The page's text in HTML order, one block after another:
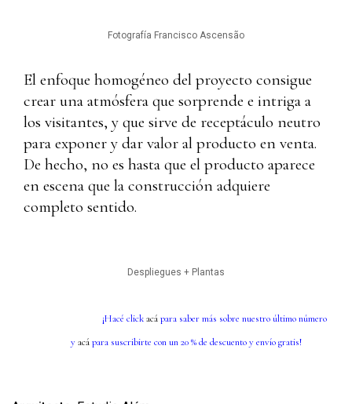
Fotografía Francisco Ascensão
El enfoque homogéneo del proyecto consigue
crear una atmósfera que sorprende e intriga a
los visitantes, y que sirve de receptáculo neutro
para exponer y dar valor al producto en venta.
De hecho, no es hasta que el producto aparece
en escena que la construcción adquiere
completo sentido.
Despliegues + Plantas
¡Hacé clickacápara saber más sobre nuestro último número
yacápara suscribirte con un 20 % de descuento y envío gratis!